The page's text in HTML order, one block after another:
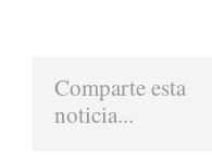
Comparte esta
noticia...